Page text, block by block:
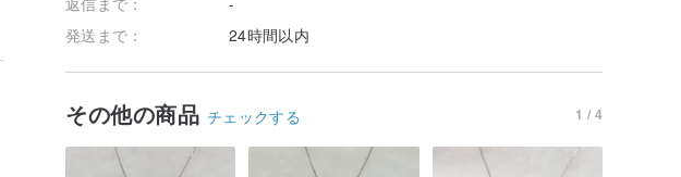
発送まで：
24時間以内
その他の商品 チェックする 1 / 4